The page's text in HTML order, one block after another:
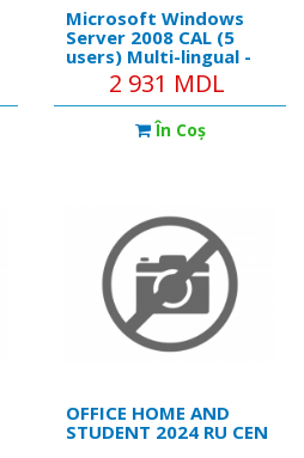
Microsoft Windows
Server 2008 CAL (5
users) Multi-lingual -
for all System x
servers2 931 MDL
În Coş
OFFICE HOME AND
STUDENT 2024 RU CEN